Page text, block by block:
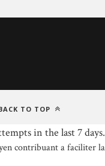
TO TOP
in the last 7 days.
contribuant a faciliter la